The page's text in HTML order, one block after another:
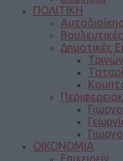
ΠΟΛΙΤΙΚΗ
Δημοτικές
ΟΙΚΟΝΟΜΙΑ
Επιχειρείν